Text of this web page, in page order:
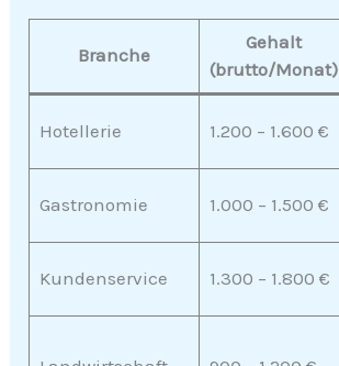
Branche
Gehalt
(brutto/Monat)
Hotellerie 1.200 – 1.600 €
Gastronomie 1.000 – 1.500 €
Kundenservice 1.300 – 1.800 €